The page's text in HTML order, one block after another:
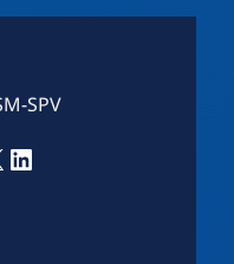
SPV
LinkedIn